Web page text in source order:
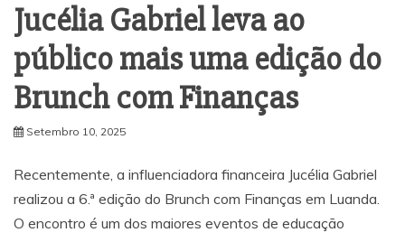
Jucélia Gabriel leva ao
público mais uma edição do
Brunch com Finanças
Setembro 10, 2025
Recentemente, a influenciadora financeira Jucélia Gabriel
realizou a 6.ª edição do Brunch com Finanças em Luanda.
O encontro é um dos maiores eventos de educação